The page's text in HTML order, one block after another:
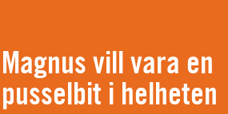
Magnus vill vara en
pusselbit i helheten